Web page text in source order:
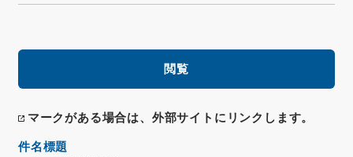
閲覧
マークがある場合は、外部サイトにリンクします。
件名標題